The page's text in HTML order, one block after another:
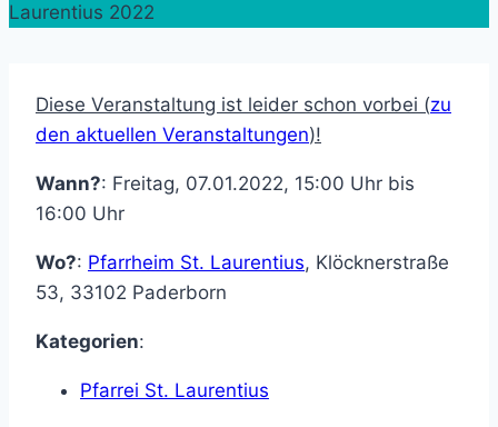
Laurentius 2022
Diese Veranstaltung ist leider schon vorbei (zu
den aktuellen Veranstaltungen)!
Wann?: Freitag, 07.01.2022, 15:00 Uhr bis
16:00 Uhr
Wo?: Pfarrheim St. Laurentius, Klöcknerstraße
53, 33102 Paderborn
Kategorien:
Pfarrei St. Laurentius